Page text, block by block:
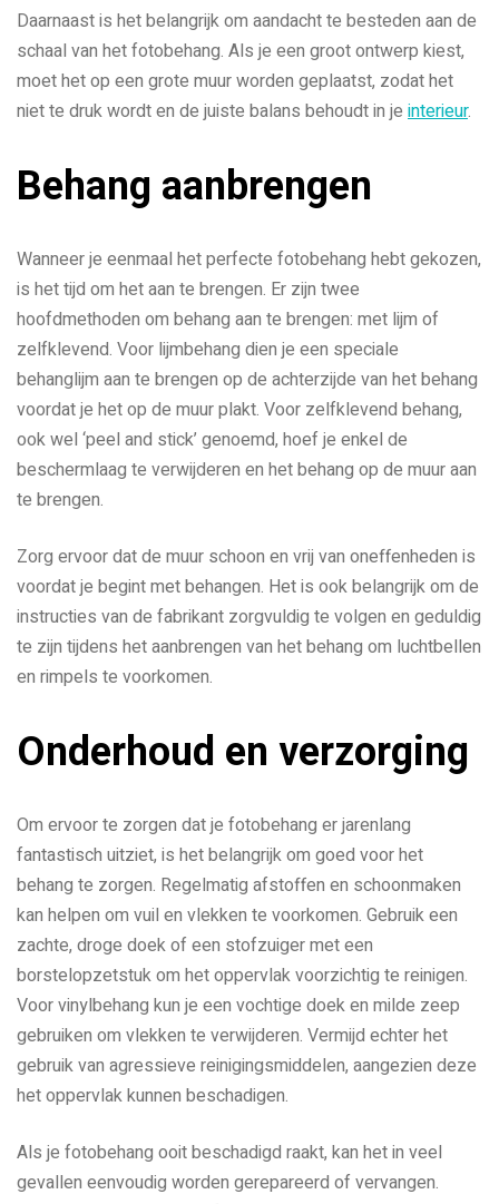
Daarnaast is het belangrijk om aandacht te besteden aan de
schaal van het fotobehang. Als je een groot ontwerp kiest,
moet het op een grote muur worden geplaatst, zodat het
niet te druk wordt en de juiste balans behoudt in je interieur.
Behang aanbrengen
Wanneer je eenmaal het perfecte fotobehang hebt gekozen,
is het tijd om het aan te brengen. Er zijn twee
hoofdmethoden om behang aan te brengen: met lijm of
zelfklevend. Voor lijmbehang dien je een speciale
behanglijm aan te brengen op de achterzijde van het behang
voordat je het op de muur plakt. Voor zelfklevend behang,
ook wel ‘peel and stick’ genoemd, hoef je enkel de
beschermlaag te verwijderen en het behang op de muur aan
te brengen.
Zorg ervoor dat de muur schoon en vrij van oneffenheden is
voordat je begint met behangen. Het is ook belangrijk om de
instructies van de fabrikant zorgvuldig te volgen en geduldig
te zijn tijdens het aanbrengen van het behang om luchtbellen
en rimpels te voorkomen.
Onderhoud en verzorging
Om ervoor te zorgen dat je fotobehang er jarenlang
fantastisch uitziet, is het belangrijk om goed voor het
behang te zorgen. Regelmatig afstoffen en schoonmaken
kan helpen om vuil en vlekken te voorkomen. Gebruik een
zachte, droge doek of een stofzuiger met een
borstelopzetstuk om het oppervlak voorzichtig te reinigen.
Voor vinylbehang kun je een vochtige doek en milde zeep
gebruiken om vlekken te verwijderen. Vermijd echter het
gebruik van agressieve reinigingsmiddelen, aangezien deze
het oppervlak kunnen beschadigen.
Als je fotobehang ooit beschadigd raakt, kan het in veel
gevallen eenvoudig worden gerepareerd of vervangen.